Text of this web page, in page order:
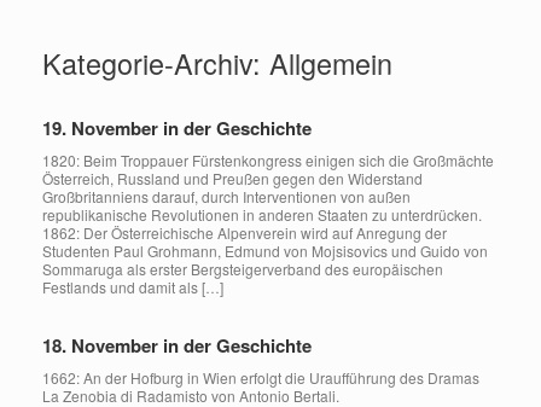
springenKategorie-Archiv: Allgemein
19. November in der Geschichte
1820: Beim Troppauer Fürstenkongress einigen sich die Großmächte
Österreich, Russland und Preußen gegen den Widerstand
Großbritanniens darauf, durch Interventionen von außen
republikanische Revolutionen in anderen Staaten zu unterdrücken.
1862: Der Österreichische Alpenverein wird auf Anregung der
Studenten Paul Grohmann, Edmund von Mojsisovics und Guido von
Sommaruga als erster Bergsteigerverband des europäischen
Festlands und damit als […]
18. November in der Geschichte
1662: An der Hofburg in Wien erfolgt die Uraufführung des Dramas
La Zenobia di Radamisto von Antonio Bertali.